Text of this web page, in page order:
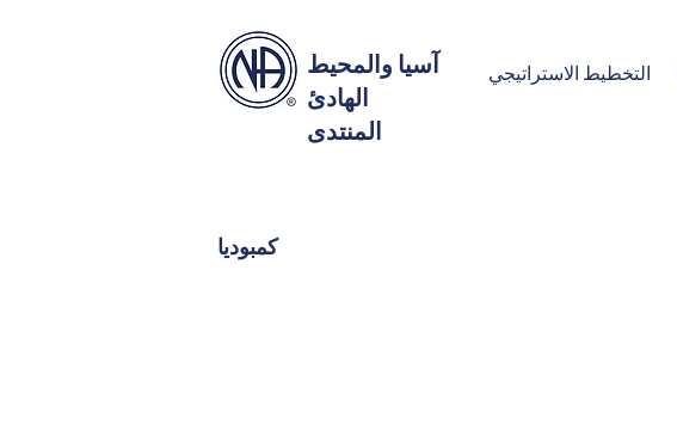
آسيا والمحيط
الهادئ
المنتدى
التخطيط الاستراتيجي
كمبوديا